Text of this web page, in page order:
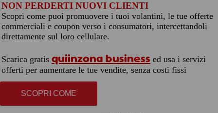
NON PERDERTI NUOVI CLIENTI
Scopri come puoi promuovere i tuoi volantini, le tue offerte
commerciali e coupon verso i consumatori, intercettandoli
direttamente sul loro cellulare.
Scarica gratis quiinzona business ed usa i servizi
offerti per aumentare le tue vendite, senza costi fissi
SCOPRI COME